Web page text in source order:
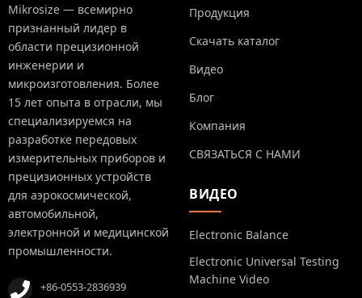
Mikrosize — всемирно
признанный лидер в
области прецизионной
инженерии и
микроизготовления. Более
15 лет опыта в отрасли, мы
специализируемся на
разработке передовых
измерительных приборов и
прецизионных устройств
для аэрокосмической,
автомобильной,
электронной и медицинской
промышленности.
+86-0553-2836939
Продукция
Скачать каталог
Видео
Блог
Компания
СВЯЗАТЬСЯ С НАМИ
ВИДЕО
Electronic Balance
Electronic Universal Testing
Machine Video